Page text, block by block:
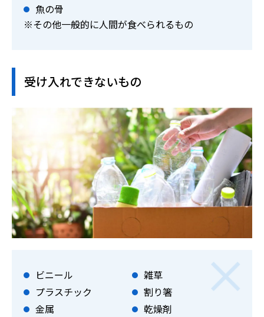
魚の骨
※その他一般的に人間が食べられるもの
受け入れできないもの
ビニール
プラスチック
金属
雑草
割り箸
乾燥剤